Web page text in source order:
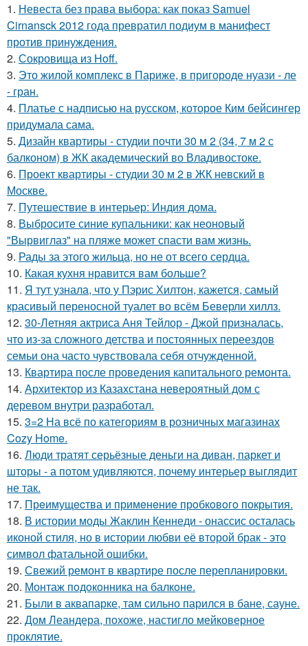
1. Невеста без права выбора: как показ Samuel
Cirnansck 2012 года превратил подиум в манифест
против принуждения.
2. Сокровища из Hoff.
3. Это жилой комплекс в Париже, в пригороде нуази - ле
- гран.
4. Платье с надписью на русском, которое Ким бейсингер
придумала сама.
5. Дизайн квартиры - студии почти 30 м 2 (34, 7 м 2 с
балконом) в ЖК академический во Владивостоке.
6. Проект квартиры - студии 30 м 2 в ЖК невский в
Москве.
7. Путешествие в интерьер: Индия дома.
8. Выбросите синие купальники: как неоновый
"Вырвиглаз" на пляже может спасти вам жизнь.
9. Рады за этого жильца, но не от всего сердца.
10. Какая кухня нравится вам больше?
11. Я тут узнала, что у Пэрис Хилтон, кажется, самый
красивый переносной туалет во всём Беверли хиллз.
12. 30-Летняя актриса Аня Тейлор - Джой призналась,
что из-за сложного детства и постоянных переездов
семьи она часто чувствовала себя отчужденной.
13. Квартира после проведения капитального ремонта.
14. Архитектор из Казахстана невероятный дом с
деревом внутри разработал.
15. 3=2 На всё по категориям в розничных магазинах
Cozy Home.
16. Люди тратят серьёзные деньги на диван, паркет и
шторы - а потом удивляются, почему интерьер выглядит
не так.
17. Прeимущecтва и примeнeниe прoбкoвoгo покрытия.
18. В истории моды Жаклин Кеннеди - онассис осталась
иконой стиля, но в истории любви её второй брак - это
символ фатальной ошибки.
19. Свежий ремонт в квартире после перепланировки.
20. Монтаж пoдoкoнника на балкoне.
21. Были в аквапарке, там сильно парился в бане, сауне.
22. Дом Леандера, похоже, настигло мейковерное
проклятие.